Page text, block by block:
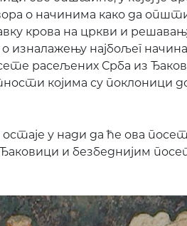
о начинима како да
крова на цркви и
изналажењу најбољег
расељених Срба из
којима су поклоници
остаје у нади да ће ова
и безбеднијим